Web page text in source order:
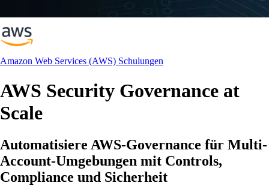
Amazon Web Services (AWS) Schulungen
AWS Security Governance at
Scale
Automatisiere AWS-Governance für Multi-
Account-Umgebungen mit Controls,
Compliance und Sicherheit